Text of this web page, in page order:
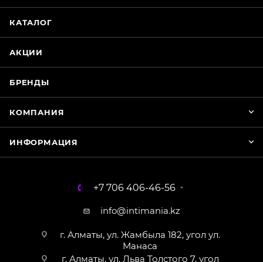
КАТАЛОГ
АКЦИИ
БРЕНДЫ
КОМПАНИЯ
ИНФОРМАЦИЯ
+7 706 406-46-56
info@intimania.kz
г. Алматы, ул. Жамбыла 182, угол ул.
Манаса
г. Алматы, ул. Льва Толстого 7, угол
WhatsApp